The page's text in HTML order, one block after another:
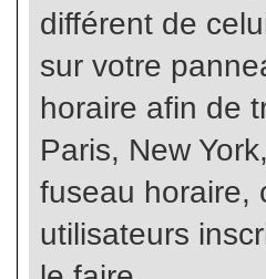
différent de
sur votre
horaire afin de
Paris, New
fuseau horaire,
utilisateurs